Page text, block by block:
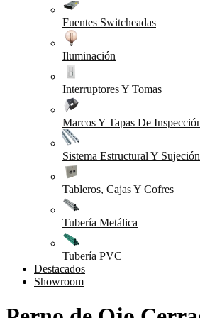
Fuentes Switcheadas
Iluminación
Interruptores Y Tomas
Marcos Y Tapas De
Sistema Estructural Y Sujeción
Tableros, Cajas Y Cofres
Tubería Metálica
Tubería PVC
Destacados
Showroom